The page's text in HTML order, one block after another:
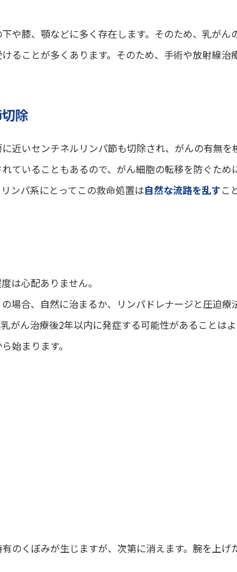
や膝、顎などに多く存在します。そのため、乳がん
ることが多くあります。そのため、手術や放射線治
除
近いセンチネルリンパ節も切除され、がんの有無を
ていることもあるので、がん細胞の転移を防ぐため
ンパ系にとってこの救命処置は自然な流路を乱すこ
は心配ありません。
場合、自然に治まるか、リンパドレナージと圧迫療
がん治療後2年以内に発症する可能性があることはよ
始まります。
のくぼみが生じますが、次第に消えます。腕を上げ